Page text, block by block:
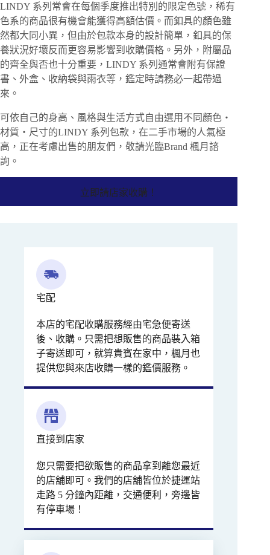
LINDY 系列常會在每個季度推出特別的限定色號，稀有
色系的商品很有機會能獲得高額估價。而釦具的顏色雖
然都大同小異，但由於包款本身的設計簡單，釦具的保
養狀況好壞反而更容易影響到收購價格。另外，附屬品
的齊全與否也十分重要，LINDY 系列通常會附有保證
書、外盒、收納袋與雨衣等，鑑定時請務必一起帶過
來。
可依自己的身高、風格與生活方式自由選用不同顏色・
材質・尺寸的LINDY 系列包款，在二手市場的人氣極
高，正在考慮出售的朋友們，敬請光臨Brand 楓月諮
詢。
立即請店家收購！
宅配
本店的宅配收購服務經由宅急便寄送
後、收購。只需把想販售的商品裝入箱
子寄送即可，就算貴賓在家中，楓月也
提供您與來店收購一樣的鑑價服務。
直接到店家
您只需要把欲販售的商品拿到離您最近
的店舖即可。我們的店舖皆位於捷運站
走路 5 分鐘內距離，交通便利，旁邊皆
有停車場！